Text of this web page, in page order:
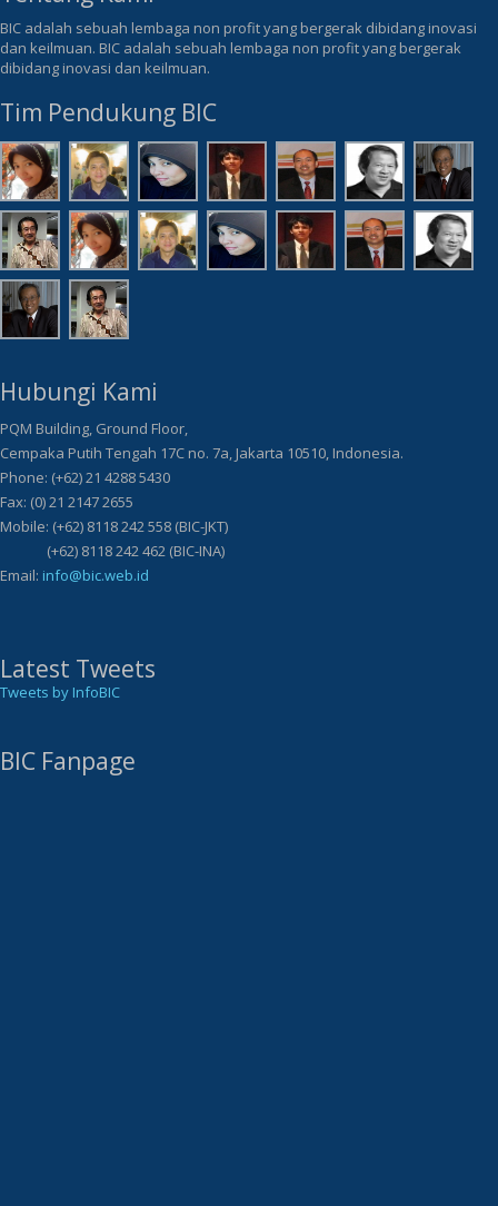
BIC adalah sebuah lembaga non profit yang bergerak dibidang inovasi
dan keilmuan. BIC adalah sebuah lembaga non profit yang bergerak
dibidang inovasi dan keilmuan.
Tim Pendukung BIC
Hubungi Kami
PQM Building, Ground Floor,
Cempaka Putih Tengah 17C no. 7a, Jakarta 10510, Indonesia.
Phone: (+62) 21 4288 5430
Fax: (0) 21 2147 2655
Mobile: (+62) 8118 242 558 (BIC-JKT)
(+62) 8118 242 462 (BIC-INA)
Email: info@bic.web.id
Latest Tweets
Tweets by InfoBIC
BIC Fanpage